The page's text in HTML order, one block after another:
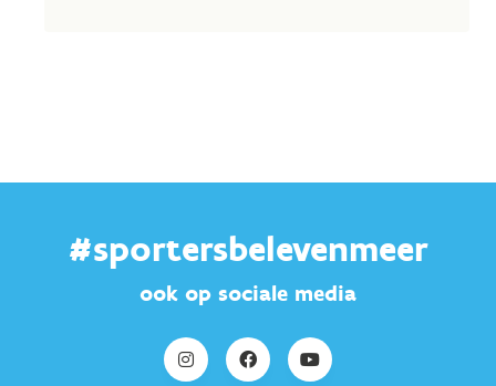
#sportersbelevenmeer
ook op sociale media